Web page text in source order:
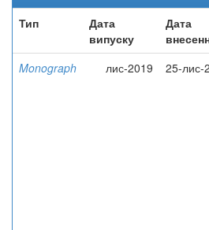
Тип
Дата
випуску
Дата
Monograph лис-2019 25-лис-